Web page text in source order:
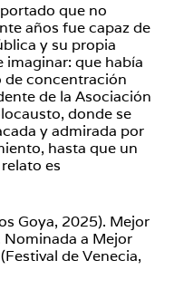
que no
años fue capaz de
y su propia
que había
de concentración
de la Asociación
donde se
y admirada por
hasta que un
es
Goya, 2025). Mejor
Nominada a Mejor
de Venecia,